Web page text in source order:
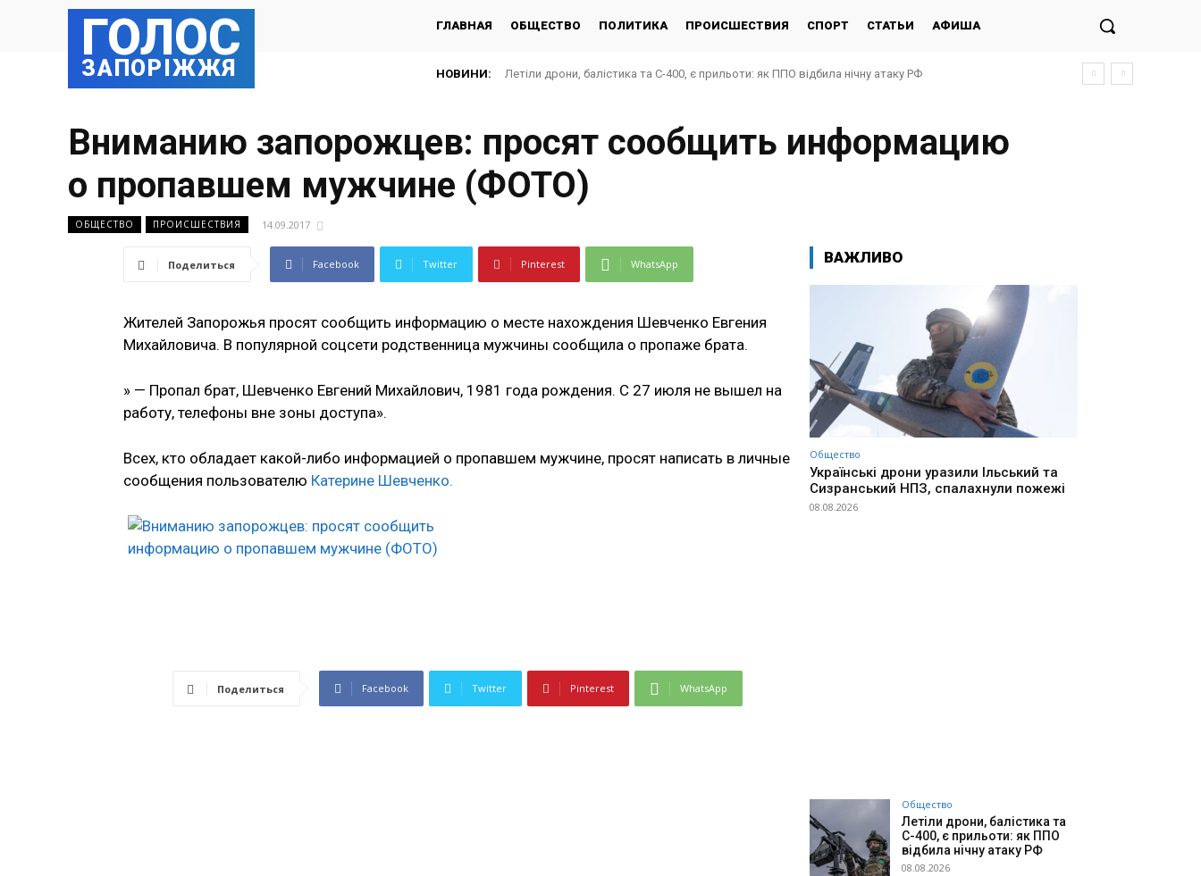
ГОЛОС
ЗАПОРІЖЖЯ
ГЛАВНАЯ ОБЩЕСТВО ПОЛИТИКА ПРОИСШЕСТВИЯ СПОРТ СТАТЬИ АФИША
НОВИНИ: Летіли дрони, балістика та С-400, є прильоти: як ППО відбила нічну атаку РФ
Вниманию запорожцев: просят сообщить информацию
о пропавшем мужчине (ФОТО)
ОБЩЕСТВО ПРОИСШЕСТВИЯ 14.09.2017
Поделиться Facebook Twitter Pinterest WhatsApp
Жителей Запорожья просят сообщить информацию о месте нахождения Шевченко Евгения
Михайловича. В популярной соцсети родственница мужчины сообщила о пропаже брата.
» — Пропал брат, Шевченко Евгений Михайлович, 1981 года рождения. С 27 июля не вышел на
работу, телефоны вне зоны доступа».
Всех, кто обладает какой-либо информацией о пропавшем мужчине, просят написать в личные
сообщения пользователю Катерине Шевченко.
Поделиться Facebook Twitter Pinterest WhatsApp
ВАЖЛИВО
Общество
Українські дрони уразили Ільський та
Сизранський НПЗ, спалахнули пожежі
08.08.2026
Общество
Летіли дрони, балістика та
С-400, є прильоти: як ППО
відбила нічну атаку РФ
08.08.2026